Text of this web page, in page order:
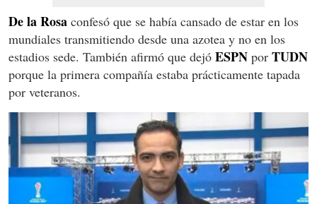
De la Rosa confesó que se había cansado de estar en los
mundiales transmitiendo desde una azotea y no en los
estadios sede. También afirmó que dejó ESPN por TUDN
porque la primera compañía estaba prácticamente tapada
por veteranos.